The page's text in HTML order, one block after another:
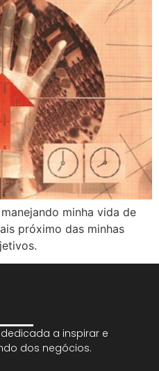
minha vida de
próximo das minhas
a inspirar e
dos negócios.